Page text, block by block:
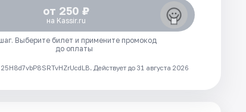
от 250 ₽
на Kassir.ru
Выберите билет и примените промокод
до оплаты
Действует до 31 августа 2026